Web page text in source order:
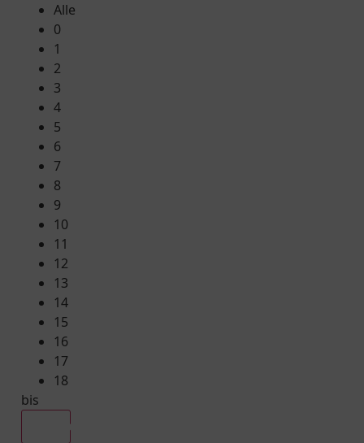
Alle
0
1
2
3
4
5
6
7
8
9
10
11
12
13
14
15
16
17
18
bis